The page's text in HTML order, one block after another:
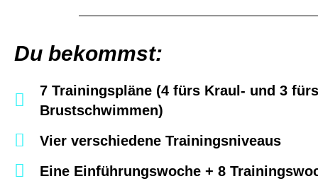
Du bekommst:
7 Trainingspläne (4 fürs Kraul- und 3 fürs
Brustschwimmen)
Vier verschiedene Trainingsniveaus
Eine Einführungswoche + 8